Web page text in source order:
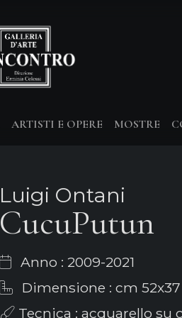
ARTISTI E OPERE MOSTRE
Luigi Ontani
CucuPutun
Anno : 2009-2021
Dimensione : cm 52x37
Tecnica : acquarello su